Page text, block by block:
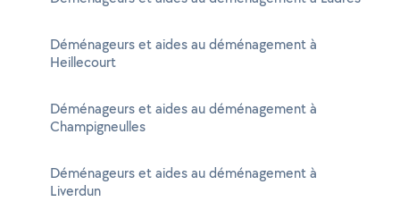
Déménageurs et aides au déménagement à
Heillecourt
Déménageurs et aides au déménagement à
Champigneulles
Déménageurs et aides au déménagement à
Liverdun